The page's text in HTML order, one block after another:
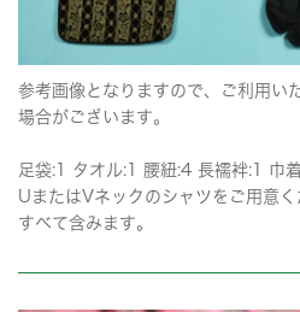
参考画像となりますので、ご利用い
場合がございます。
足袋:1 タオル:1 腰紐:4 長襦袢:1 巾
UまたはVネックのシャツをご用意
すべて含みます。